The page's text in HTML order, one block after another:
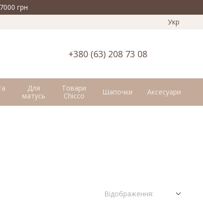
грн
Укр
+380 (63) 208 73 08
Для
матусь
Товари
Chicco
Шапочки Аксесуари
Відображення: